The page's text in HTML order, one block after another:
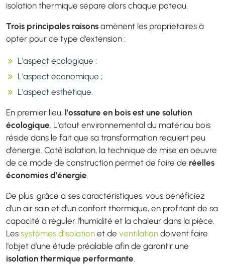
isolation thermique sépare alors chaque poteau.
Trois principales raisons amènent les propriétaires à
opter pour ce type d'extension :
L'aspect écologique ;
L'aspect économique ;
L'aspect esthétique.
En premier lieu, l'ossature en bois est une solution
écologique. L'atout environnemental du matériau bois
réside dans le fait que sa transformation requiert peu
d'énergie. Coté isolation, la technique de mise en oeuvre
de ce mode de construction permet de faire de réelles
économies d'énergie.
De plus, grâce à ses caractéristiques, vous bénéficiez
d'un air sain et d'un confort thermique, en profitant de sa
capacité à réguler l'humidité et la chaleur dans la pièce.
Les systèmes d'isolation et de ventilation doivent faire
l'objet d'une étude préalable afin de garantir une
isolation thermique performante.